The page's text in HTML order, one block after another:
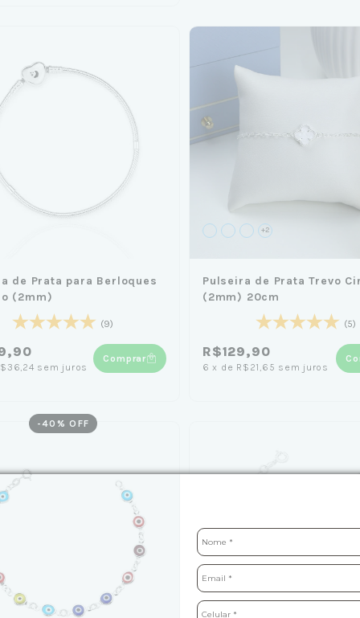
de Prata para Berloques
(2mm)
(9)
sem juros
Comprar
+2
Pulseira de Prata Trevo
(2mm) 20cm
(5)
R$129,90
6 x de R$21,65 sem juros
-40 % OFF